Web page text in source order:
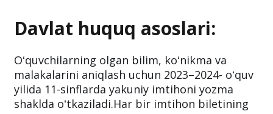
Davlat huquq asoslari:
Oʻquvchilarning olgan bilim, koʻnikma va
malakalarini aniqlash uchun 2023–2024- oʻquv
yilida 11-sinflarda yakuniy imtihoni yozma
shaklda oʻtkaziladi.Har bir imtihon biletining